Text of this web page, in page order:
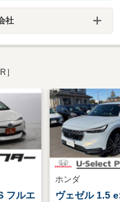
社
］
フルエ
ホンダ
ヴェゼル 1.5